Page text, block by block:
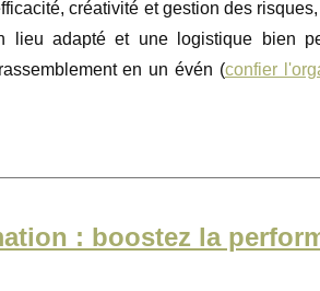
créativité et gestion des
lieu adapté et une logistique bien
en un évén (confier
: boostez la